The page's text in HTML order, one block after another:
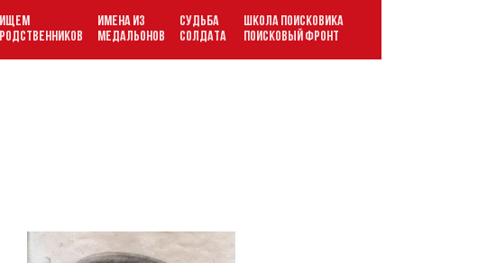
ИЩЕМ
РОДСТВЕННИКОВ
ИМЕНА ИЗ
МЕДАЛЬОНОВ
СУДЬБА
СОЛДАТА
ШКОЛА ПОИСКОВИКА
ПОИСКОВЫЙ ФРОНТ